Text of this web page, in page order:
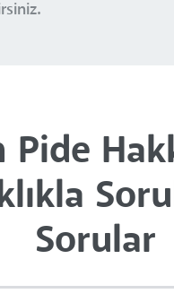
Pide
Sorular